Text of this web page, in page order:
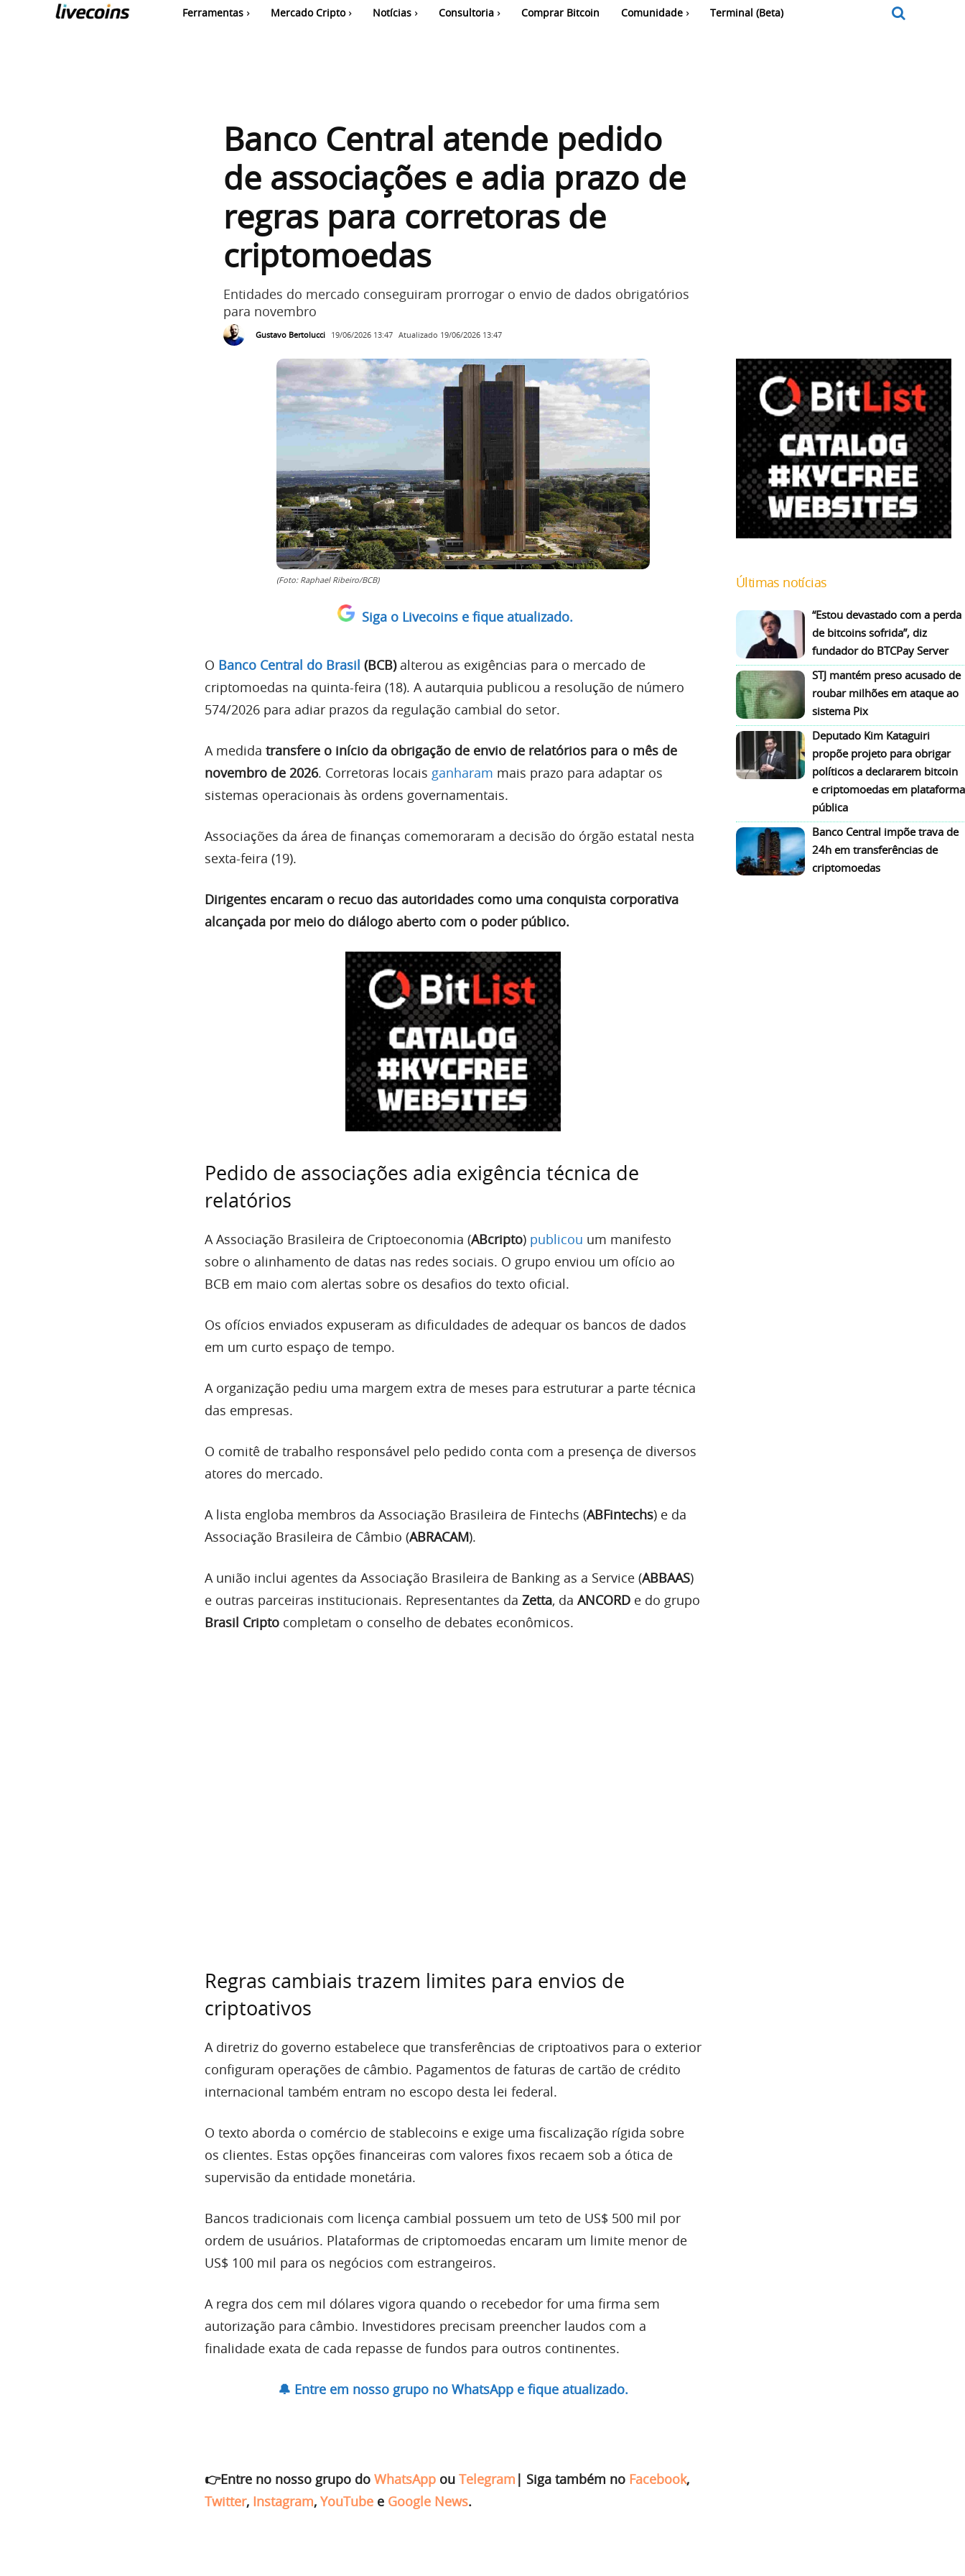
Ferramentas Mercado Cripto Notícias Consultoria Comprar Bitcoin Comunidade Terminal (Beta)
Banco Central atende pedido
de associações e adia prazo de
regras para corretoras de
criptomoedas
Entidades do mercado conseguiram prorrogar o envio de dados obrigatórios
para novembro
Gustavo Bertolucci 19/06/2026 13:47 Atualizado 19/06/2026 13:47
(Foto: Raphael Ribeiro/BCB)
Siga o Livecoins e fique atualizado.
O Banco Central do Brasil (BCB)alterou as exigências para o mercado de
criptomoedas na quinta-feira (18). A autarquia publicou a resolução de número
574/2026 para adiar prazos da regulação cambial do setor.
A medida transfere o início da obrigação de envio de relatórios para o mês de
novembro de 2026. Corretoras locais ganharam mais prazo para adaptar os
sistemas operacionais às ordens governamentais.
Associações da área de finanças comemoraram a decisão do órgão estatal nesta
sexta-feira (19).
Dirigentes encaram o recuo das autoridades como uma conquista corporativa
alcançada por meio do diálogo aberto com o poder público.
Pedido de associações adia exigência técnica de
relatórios
A Associação Brasileira de Criptoeconomia (ABcripto) publicou um manifesto
sobre o alinhamento de datas nas redes sociais. O grupo enviou um ofício ao
BCB em maio com alertas sobre os desafios do texto oficial.
Os ofícios enviados expuseram as dificuldades de adequar os bancos de dados
em um curto espaço de tempo.
A organização pediu uma margem extra de meses para estruturar a parte técnica
das empresas.
O comitê de trabalho responsável pelo pedido conta com a presença de diversos
atores do mercado.
A lista engloba membros da Associação Brasileira de Fintechs (ABFintechs) e da
Associação Brasileira de Câmbio (ABRACAM).
A união inclui agentes da Associação Brasileira de Banking as a Service (ABBAAS)
e outras parceiras institucionais. Representantes da Zetta, da ANCORD e do grupo
Brasil Cripto completam o conselho de debates econômicos.
Regras cambiais trazem limites para envios de
criptoativos
A diretriz do governo estabelece que transferências de criptoativos para o exterior
configuram operações de câmbio. Pagamentos de faturas de cartão de crédito
internacional também entram no escopo desta lei federal.
O texto aborda o comércio de stablecoins e exige uma fiscalização rígida sobre
os clientes. Estas opções financeiras com valores fixos recaem sob a ótica de
supervisão da entidade monetária.
Bancos tradicionais com licença cambial possuem um teto de US$ 500 mil por
ordem de usuários. Plataformas de criptomoedas encaram um limite menor de
US$ 100 mil para os negócios com estrangeiros.
A regra dos cem mil dólares vigora quando o recebedor for uma firma sem
autorização para câmbio. Investidores precisam preencher laudos com a
finalidade exata de cada repasse de fundos para outros continentes.
🔔 Entre em nosso grupo no WhatsApp e fique atualizado.
👉Entre no nosso grupo do WhatsApp ou Telegram | Siga também no Facebook,
Twitter, Instagram, YouTube e Google News.
Últimas notícias
“Estou devastado com a perda
de bitcoins sofrida”, diz
fundador do BTCPay Server
STJ mantém preso acusado de
roubar milhões em ataque ao
sistema Pix
Deputado Kim Kataguiri
propõe projeto para obrigar
políticos a declararem bitcoin
e criptomoedas em plataforma
pública
Banco Central impõe trava de
24h em transferências de
criptomoedas